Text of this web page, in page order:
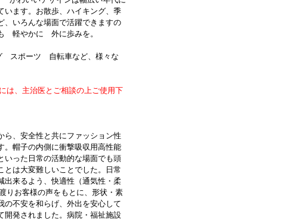
います。お散歩、ハイキング、季
、いろんな場面で活躍できますの
軽やかに 外に歩みを。
スポーツ 自転車など、様々な
は、主治医とご相談の上ご使用下
ら、安全性と共にファッション性
。帽子の内側に衝撃吸収用高性能
いった日常の活動的な場面でも頭
とは大変難しいことでした。日常
出来るよう、快適性（通気性・柔
りお客様の声をもとに、形状・素
の不安を和らげ、外出を安心して
開発されました。病院・福祉施設